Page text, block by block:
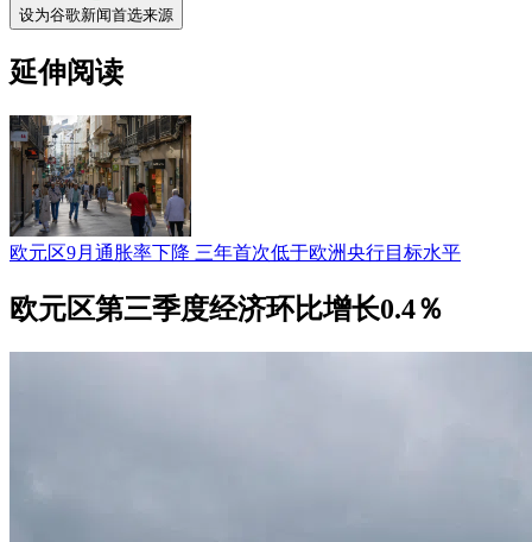
设为谷歌新闻首选来源
延伸阅读
欧元区9月通胀率下降 三年首次低于欧洲央行目标水平
欧元区第三季度经济环比增长0.4％